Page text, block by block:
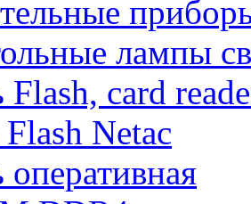
лампы
card
Netac